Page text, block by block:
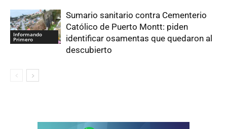
Informando
Primero
Sumario sanitario contra Cementerio
Católico de Puerto Montt: piden
identificar osamentas que quedaron al
descubierto